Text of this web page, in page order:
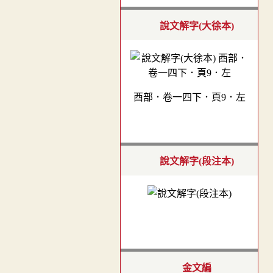
說文解字(大徐本)
酉部．卷一四下．頁9．左
說文解字(段注本)
金文編